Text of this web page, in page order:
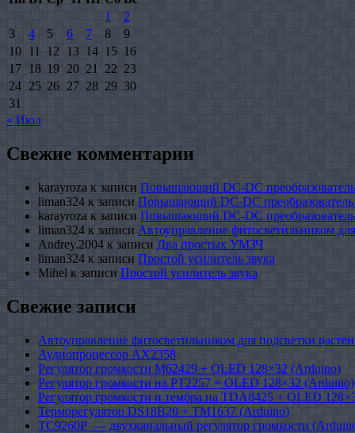
1
2
3
4 5 6 7 8
9
10 11 12 13 14 15 16
17 18 19 20 21 22 23
24 25 26 27 28 29 30
31
« Июл
Свежие комментарии
karayroza к записи Повышающий DC-DC
liman324 к записи Повышающий DC-DC
karayroza к записи Повышающий DC-DC
liman324 к записи Автоуправление фитосветильником
Andrey.2004 к записи Два простых УМЗЧ
liman324 к записи Простой усилитель звука
Mihel к записи Простой усилитель звука
Свежие записи
Автоуправление фитосветильником для подсветки
Аудиопроцессор AX2358
Регулятор громкости M62429 + OLED 128×32 (Arduino)
Регулятор громкости на PT2257 + OLED 128×32 (Arduino)
Регулятор громкости и тембра на TDA8425 + OLED
Терморегулятор DS18B20 + TM1637 (Arduino)
TC9260P — двухканальный регулятор громкости